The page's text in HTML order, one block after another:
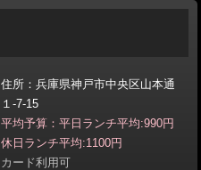
住所：兵庫県神戸市中央区山本通
１-7-15
平均予算：平日ランチ平均:990円
休日ランチ平均:1100円
カード利用可